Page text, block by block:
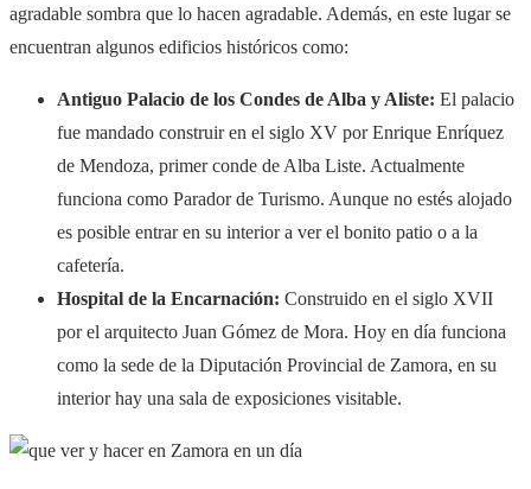
agradable sombra que lo hacen agradable. Además, en este lugar se
encuentran algunos edificios históricos como:
Antiguo Palacio de los Condes de Alba y Aliste: El palacio
fue mandado construir en el siglo XV por Enrique Enríquez
de Mendoza, primer conde de Alba Liste. Actualmente
funciona como Parador de Turismo. Aunque no estés alojado
es posible entrar en su interior a ver el bonito patio o a la
cafetería.
Hospital de la Encarnación: Construido en el siglo XVII
por el arquitecto Juan Gómez de Mora. Hoy en día funciona
como la sede de la Diputación Provincial de Zamora, en su
interior hay una sala de exposiciones visitable.